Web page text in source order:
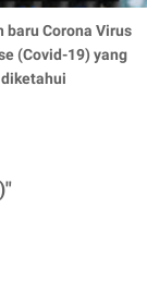
baru Corona Virus
(Covid-19) yang